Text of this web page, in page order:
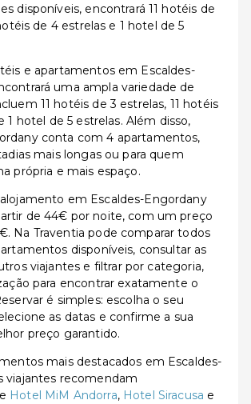
disponíveis, encontrará 11 hotéis de
de 4 estrelas e 1 hotel de 5
e apartamentos em Escaldes-
uma ampla variedade de
11 hotéis de 3 estrelas, 11 hotéis
1 hotel de 5 estrelas. Além disso,
conta com 4 apartamentos,
mais longas ou para quem
própria e mais espaço.
em Escaldes-Engordany
de 44€ por noite, com um preço
Na Traventia pode comparar todos
disponíveis, consultar as
viajantes e filtrar por categoria,
para encontrar exatamente o
é simples: escolha o seu
as datas e confirme a sua
preço garantido.
mais destacados em Escaldes-
viajantes recomendam
Hotel MiM Andorra, Hotel Siracusa e